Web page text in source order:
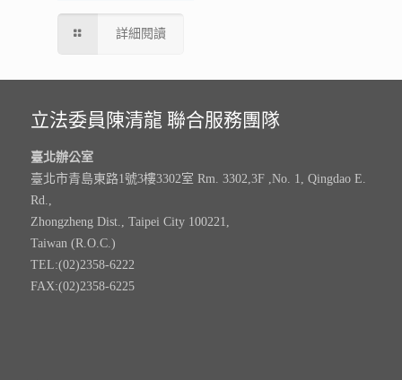
詳細閱讀
立法委員陳清龍 聯合服務團隊
臺北辦公室
臺北市青島東路1號3樓3302室 Rm. 3302,3F ,No. 1, Qingdao E.
Rd.,
Zhongzheng Dist., Taipei City 100221,
Taiwan (R.O.C.)
TEL:(02)2358-6222
FAX:(02)2358-6225